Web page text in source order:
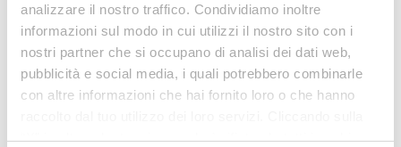
analizzare il nostro traffico. Condividiamo inoltre
informazioni sul modo in cui utilizzi il nostro sito con i
nostri partner che si occupano di analisi dei dati web,
pubblicità e social media, i quali potrebbero combinarle
con altre informazioni che hai fornito loro o che hanno
“X” in alto a destra si procederà rifiutando tutti i cookie,
Iscriviti alla nostra
Newsletter
Notizie, Modulistica e Linee Guida gratuite per
e normative